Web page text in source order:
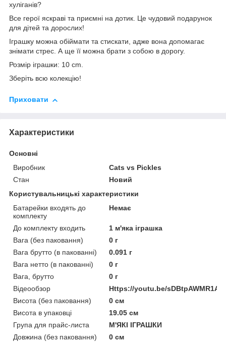
хуліганів?
Все герої яскраві та приємні на дотик. Це чудовий подарунок
для дітей та дорослих!
Іграшку можна обіймати та стискати, адже вона допомагає
знімати стрес. А ще її можна брати з собою в дорогу.
Розмір іграшки: 10 cm.
Зберіть всю колекцію!
Приховати
Характеристики
Основні
Виробник
Cats vs Pickles
Стан
Новий
Користувальницькі характеристики
Батарейки входять до
комплекту
Немає
До комплекту входить
1 м'яка іграшка
Вага (без паковання)
0 г
Вага брутто (в пакованні)
0.091 г
Вага нетто (в пакованні)
0 г
Вага, брутто
0 г
Відеообзор
Https://youtu.be/sDBtpAWMR1A
Висота (без паковання)
0 см
Висота в упаковці
19.05 см
Група для прайс-листа
М'ЯКІ ІГРАШКИ
Довжина (без паковання)
0 см